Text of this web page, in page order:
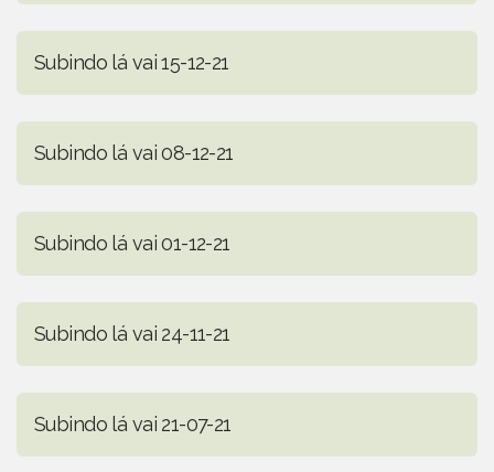
Subindo lá vai 15-12-21
Subindo lá vai 08-12-21
Subindo lá vai 01-12-21
Subindo lá vai 24-11-21
Subindo lá vai 21-07-21